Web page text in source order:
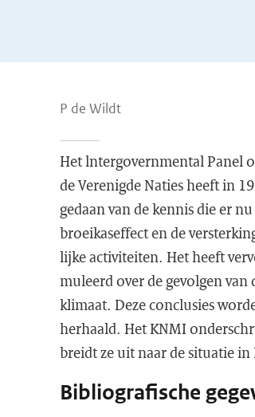
P de Wildt
Het lntergovernmental Panel
de Verenigde Naties heeft in
gedaan van de kennis die er
broeikaseffect en de
lijke activiteiten. Het heeft
muleerd over de gevolgen
klimaat. Deze conclusies
herhaald. Het KNMI
breidt ze uit naar de situatie in
Bibliografische